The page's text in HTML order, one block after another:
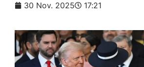
30 Nov. 2025 17:21